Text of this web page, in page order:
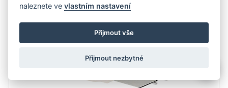
naleznete vevlastním nastavení
Přijmout vše
Přijmout nezbytné